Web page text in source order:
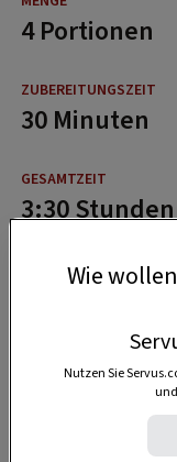
4 Portionen
30 Minuten
3:30 Stunden
Wie
Nutzen Sie